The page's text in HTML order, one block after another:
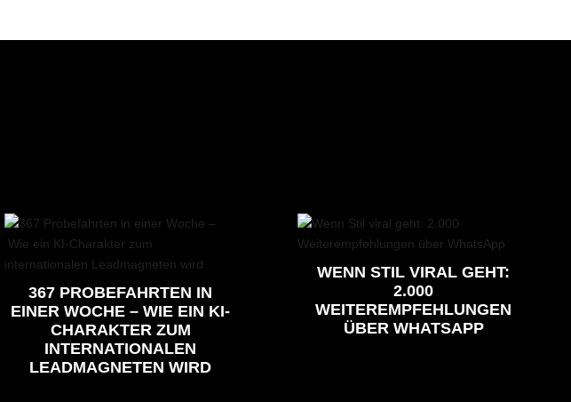
367 PROBEFAHRTEN IN
EINER WOCHE – WIE EIN KI-
CHARAKTER ZUM
INTERNATIONALEN
LEADMAGNETEN WIRD
WENN STIL VIRAL GEHT:
2.000
WEITEREMPFEHLUNGEN
ÜBER WHATSAPP